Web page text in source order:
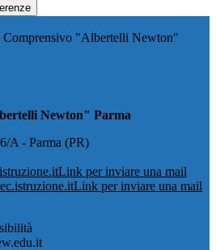
Comprensivo "Albertelli Newton"
Newton" Parma
A - Parma (PR)
Link per inviare una mail
Link per inviare una mail